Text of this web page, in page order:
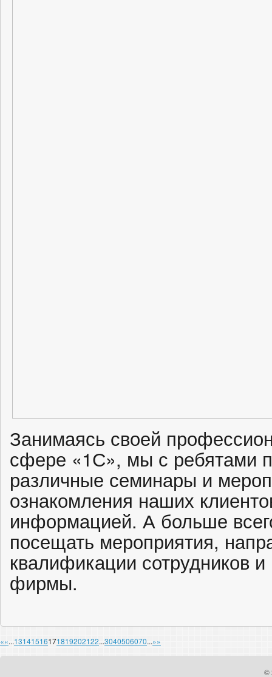
Занимаясь своей
сфере «1С», мы с ребятами
различные семинары и
ознакомления наших
информацией. А больше
посещать мероприятия,
квалификации сотрудников
фирмы.
««...13141516171819202122...3040506070...»»
©